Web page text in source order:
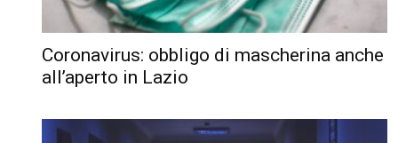
Coronavirus: obbligo di mascherina anche
all’aperto in Lazio